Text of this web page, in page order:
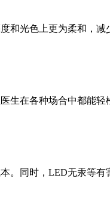
光色上更为柔和，减
在各种场合中都能轻
同时，LED无汞等有